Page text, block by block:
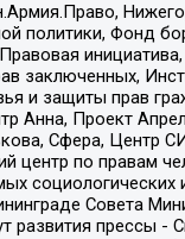
политики, Фонд
заключенных,
и защиты прав
Анна, Проект
Сфера, Центр
центр по правам
Совета
прессы -